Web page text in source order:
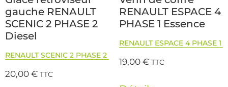
gauche RENAULT
SCENIC 2 PHASE 2
Diesel
RENAULT SCENIC 2 PHASE 2
20,00€ TTC
RENAULT ESPACE 4
PHASE 1 Essence
RENAULT ESPACE 4 PHASE 1
19,00€ TTC